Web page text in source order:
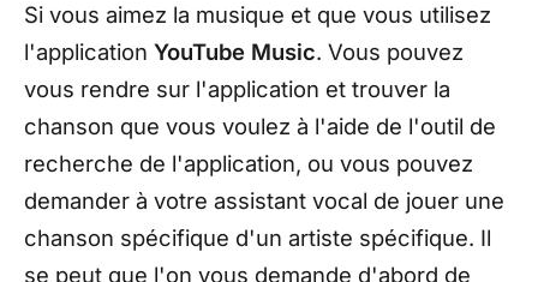
Si vous aimez la musique et que vous utilisez
l'application YouTube Music. Vous pouvez
vous rendre sur l'application et trouver la
chanson que vous voulez à l'aide de l'outil de
recherche de l'application, ou vous pouvez
demander à votre assistant vocal de jouer une
chanson spécifique d'un artiste spécifique. Il
se peut que l'on vous demande d'abord de